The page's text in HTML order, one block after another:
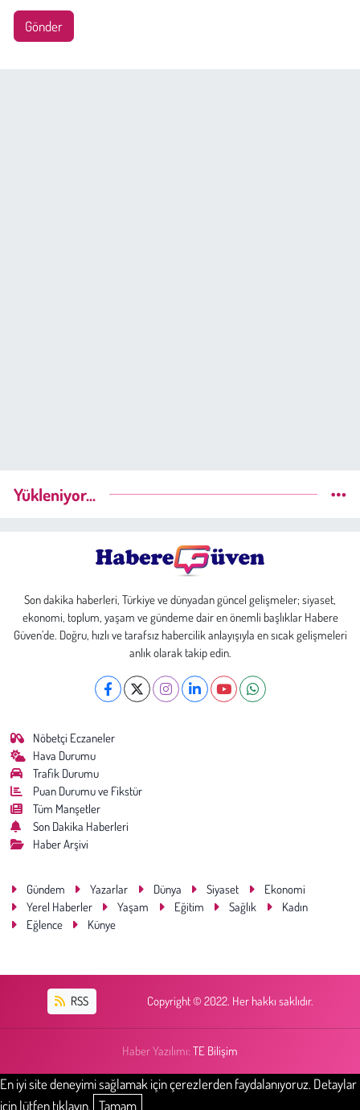
Gönder
Yükleniyor...
Son dakika haberleri, Türkiye ve dünyadan güncel gelişmeler; siyaset,
ekonomi, toplum, yaşam ve gündeme dair en önemli başlıklar Habere
Güven’de. Doğru, hızlı ve tarafsız habercilik anlayışıyla en sıcak gelişmeleri
anlık olarak takip edin.
Nöbetçi Eczaneler
Hava Durumu
Trafik Durumu
Puan Durumu ve Fikstür
Tüm Manşetler
Son Dakika Haberleri
Haber Arşivi
Gündem Yazarlar Dünya Siyaset
Ekonomi
Yerel Haberler
Yaşam Eğitim Sağlık
Kadın
Eğlence
Künye
RSS Copyright © 2022. Her hakkı saklıdır.
Haber Yazılımı: TE Bilişim
En iyi site deneyimi sağlamak için çerezlerden faydalanıyoruz. Detaylar
için lütfen tıklayın. Tamam